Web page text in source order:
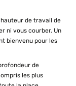
de travail de
ni vous courber. Un
bienvenu pour les
de
les plus